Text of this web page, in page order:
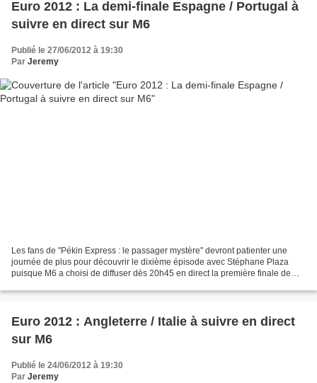
Euro 2012 : La demi-finale Espagne / Portugal à
suivre en direct sur M6
Publié le 27/06/2012 à 19:30
Par Jeremy
Les fans de "Pékin Express : le passager mystère" devront patienter une
journée de plus pour découvrir le dixième épisode avec Stéphane Plaza
puisque M6 a choisi de diffuser dès 20h45 en direct la première finale de
Euro 2012 : Angleterre / Italie à suivre en direct
sur M6
Publié le 24/06/2012 à 19:30
Par Jeremy